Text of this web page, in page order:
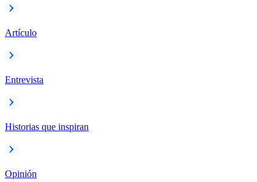
Artículo
Entrevista
Historias que inspiran
Opinión